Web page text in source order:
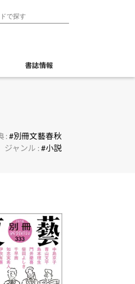
書誌情報
: #別冊文藝春秋
ジャンル : #小説